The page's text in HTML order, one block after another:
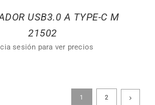
USB3.0 A TYPE-C M
21502
sesión para ver precios
1 2